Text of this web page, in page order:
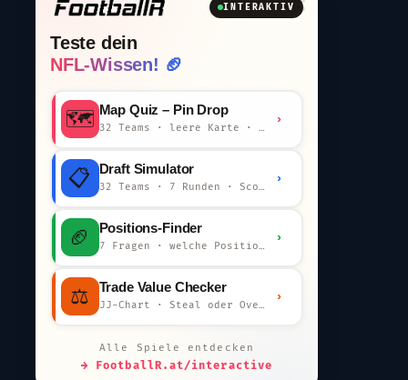
INTERAKTIV
Teste dein
NFL-Wissen! 🏈
🗺️ Map Quiz – Pin Drop
32 Teams · leere Karte · km-Wertung
›
📋 Draft Simulator
32 Teams · 7 Runden · Scout-Kommentar
›
🏈 Positions-Finder
7 Fragen · welche Position bist du?
›
⚖️ Trade Value Checker
JJ-Chart · Steal oder Overpay?
›
Alle Spiele entdecken
→ FootballR.at/interactive